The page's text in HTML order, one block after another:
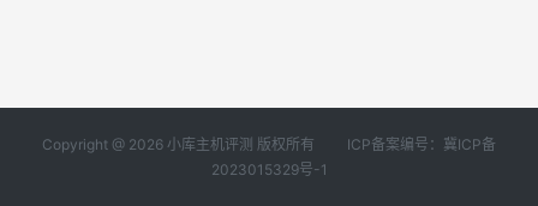
Copyright @ 2026 小库主机评测 版权所有 ICP备案编号：冀ICP备
2023015329号-1